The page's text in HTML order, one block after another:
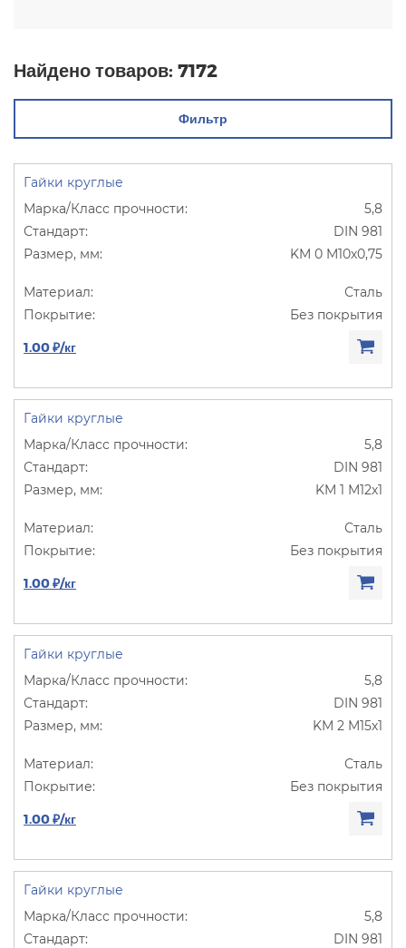
Найдено товаров: 7172
Фильтр
Гайки круглые
5,8
DIN 981
KM 0 M10х0,75
Сталь
Без покрытия
1.00 ₽/кг
Гайки круглые
5,8
DIN 981
KM 1 M12х1
Сталь
Без покрытия
1.00 ₽/кг
Гайки круглые
5,8
DIN 981
KM 2 M15х1
Сталь
Без покрытия
1.00 ₽/кг
Гайки круглые
5,8
DIN 981